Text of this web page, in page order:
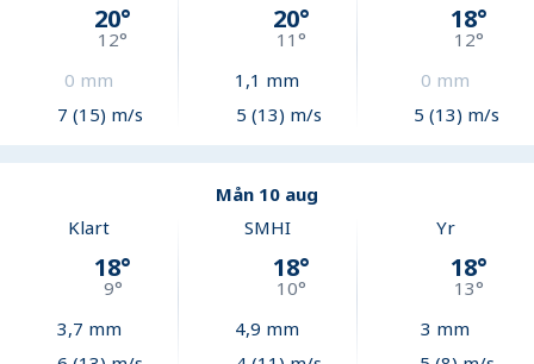
20°
12°
0 mm
7 (15) m/s
20°
11 °
1,1 mm
5 (13) m/s
18°
12°
0 mm
5 (13) m/s
Mån 10 aug
Klart
18°
9°
3,7 mm
SMHI
18°
10°
4,9 mm
Yr
18°
13°
3 mm